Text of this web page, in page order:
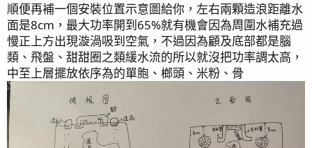
順便再補一個安裝位置示意圖給你，左右兩顆造浪距離水
面是8cm，最大功率開到65%就有機會因為周圍水補充過
慢正上方出現漩渦吸到空氣，不過因為顧及底部都是腦
類、飛盤、甜甜圈之類緩水流的所以就沒把功率調太高，
中至上層擺放依序為的單胞、榔頭、米粉、骨